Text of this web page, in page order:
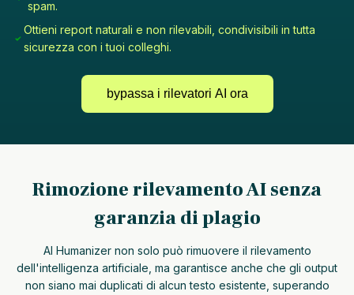
spam.
Ottieni report naturali e non rilevabili, condivisibili in tutta
sicurezza con i tuoi colleghi.
bypassa i rilevatori AI ora
Rimozione rilevamento AI senza
garanzia di plagio
AI Humanizer non solo può rimuovere il rilevamento
dell'intelligenza artificiale, ma garantisce anche che gli output
non siano mai duplicati di alcun testo esistente, superando